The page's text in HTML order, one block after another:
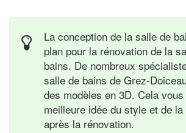
La conception de la salle de
plan pour la rénovation de la
bains. De nombreux
salle de bains de Grez-
des modèles en 3D. Cela
meilleure idée du style et de
après la rénovation.